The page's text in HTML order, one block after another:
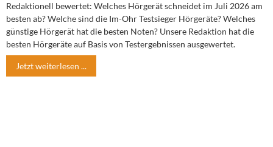
Redaktionell bewertet: Welches Hörgerät schneidet im Juli 2026 am
besten ab? Welche sind die Im-Ohr Testsieger Hörgeräte? Welches
günstige Hörgerät hat die besten Noten? Unsere Redaktion hat die
besten Hörgeräte auf Basis von Testergebnissen ausgewertet.
Jetzt weiterlesen ...